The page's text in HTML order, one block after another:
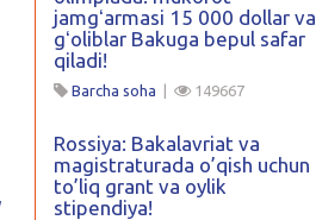
jamgʻarmasi 15 000 dollar va
gʻoliblar Bakuga bepul safar
qiladi!
Barcha soha 149667
Rossiya: Bakalavriat va
magistraturada o’qish uchun
to’liq grant va oylik
stipendiya!